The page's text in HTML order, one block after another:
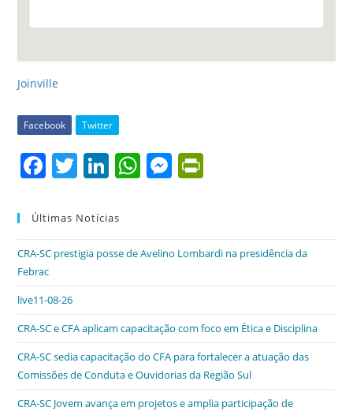
Joinville
Facebook Twitter
F
c
b
o
o
k
T
itt
er
Li
k
dI
W
A
p
M
n
ri
e
dl
y
Últimas Notícias
CRA-SC prestigia posse de Avelino Lombardi na presidência da
Febrac
live11-08-26
CRA-SC e CFA aplicam capacitação com foco em Ética e Disciplina
CRA-SC sedia capacitação do CFA para fortalecer a atuação das
Comissões de Conduta e Ouvidorias da Região Sul
CRA-SC Jovem avança em projetos e amplia participação de